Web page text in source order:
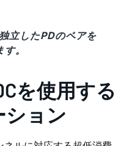
立したPDのペアを
。
を使用する
ション